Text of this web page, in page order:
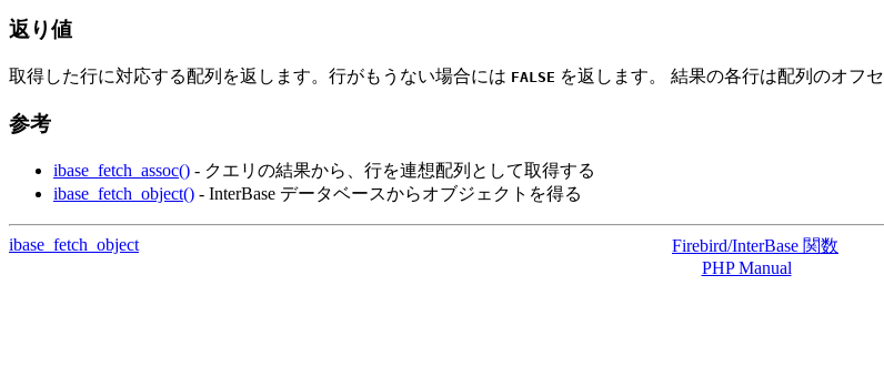
返り値
取得した行に対応する配列を返します。行がもうない場合には FALSE を返します。 結果の各行は配列のオフ
参考
ibase_fetch_assoc() - クエリの結果から、行を連想配列として取得する
ibase_fetch_object() - InterBase データベースからオブジェクトを得る
ibase_fetch_object
Firebird/InterBase 関数
PHP Manual